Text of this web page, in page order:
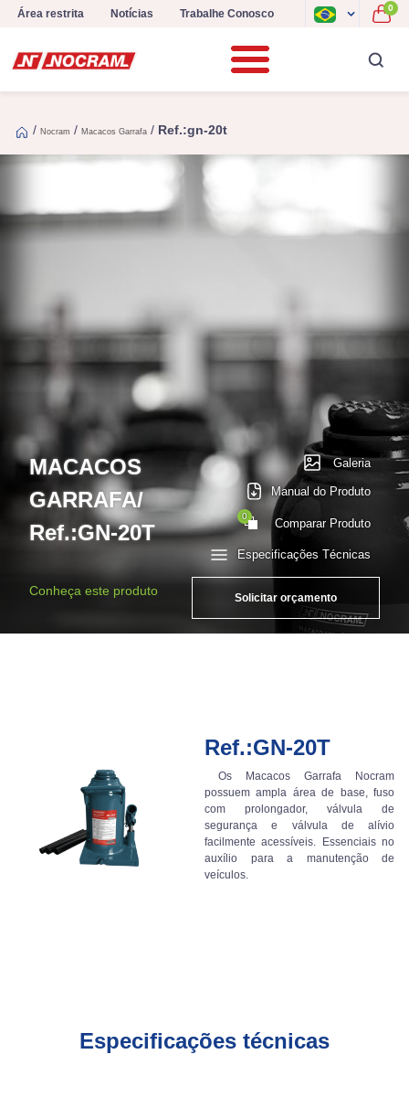
Área restrita Notícias Trabalhe Conosco 0
/ Nocram / Macacos Garrafa / Ref.:gn-20t
MACACOS
GARRAFA/
Ref.:GN-20T
Especificações Técnicas
Galeria
Manual do Produto
0 Comparar Produto
Conheça este produto Solicitar orçamento
Ref.:GN-20T
Os Macacos Garrafa Nocram
possuem ampla área de base, fuso
com prolongador, válvula de
segurança e válvula de alívio
facilmente acessíveis. Essenciais no
auxílio para a manutenção de
veículos.
Especificações técnicas